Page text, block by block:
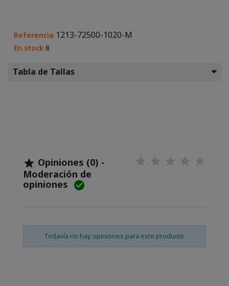
Referencia 1213-72500-1020-M
En stock 8
Tabla de Tallas
 Opiniones (0) -
Moderación de
opiniones 
Todavía no hay opiniones para este producto.